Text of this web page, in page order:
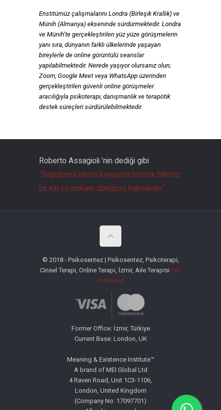
Enstitümüz çalışmalarını Londra (Birleşik Krallık) ve
Münih (Almanya) ekseninde sürdürmektedir. Londra
ve Münih’te gerçekleştirilen yüz yüze görüşmelerin
yanı sıra, dünyanın farklı ülkelerinde yaşayan
bireylerle de online görüntülü seanslar
yapılabilmektedir. Nerede yaşıyor olursanız olun;
Zoom, Google Meet veya WhatsApp üzerinden
gerçekleştirilen güvenli online görüşmeler
aracılığıyla psikoterapi, danışmanlık ve terapötik
destek süreçleri sürdürülebilmektedir.
Roberto Assagioli ’nin dediği gibi
"Bağışlama olmasa yaşama bitmek bilmez
bir kin ve intikam döngüsü hükmeder."
© 2018 - Psikosentez | Psikosentez, Psikoterapi,
Cinsel Terapi, Online Terapi, İzmir, Aile Terapisi min
solutions
Former Office: İzmir, Türkiye
Current Base: London, UK
Meaning & Existence Institute™
A brand of MEI Global Ltd
4 Raven Road, Unit 1C3-1106,
London, United Kingdom
(Company No: 17097701)